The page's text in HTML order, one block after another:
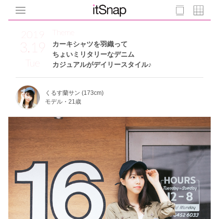
2019
3.19
Tue
カーキシャツを羽織って
ちょいミリタリーなデニム
カジュアルがデイリースタイル♪
Theme
くるす蘭サン (173cm)
モデル・21歳